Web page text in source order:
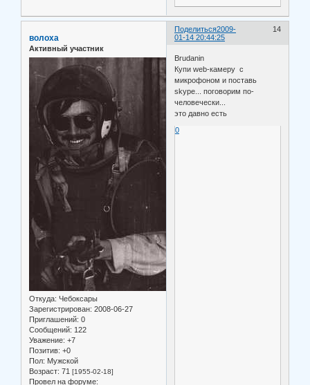
Поделиться 14
2009-
01-14 20:44:25
волоха
Активный участник
Откуда: Чебоксары
Зарегистрирован: 2008-06-27
Приглашений: 0
Сообщений: 122
Уважение: +7
Позитив: +0
Пол: Мужской
Возраст: 71 [1955-02-18]
Провел на форуме:
Brudanin
Купи web-камеру с
микрофоном и поставь
skype... поговорим по-
человечески...
это давно есть
0